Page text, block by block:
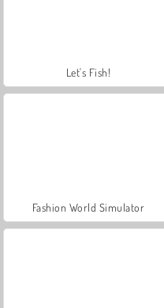
Let's Fish!
Fashion World Simulator